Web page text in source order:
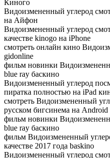
Киного
Видоизмененный углерод
на Айфон
Видоизмененный углерод
качестве kinogo на iPhone
смотреть онлайн кино
gidonline
фильм новинки
blue ray баскино
Видоизмененный углерод
пиратка полностью на iPad
смотреть Видоизмененный
русском бигсинема на Android
фильм новинки
blue ray баскино
фильм Видоизмененный
качестве 2017 года baskino
Видоизмененный углерод